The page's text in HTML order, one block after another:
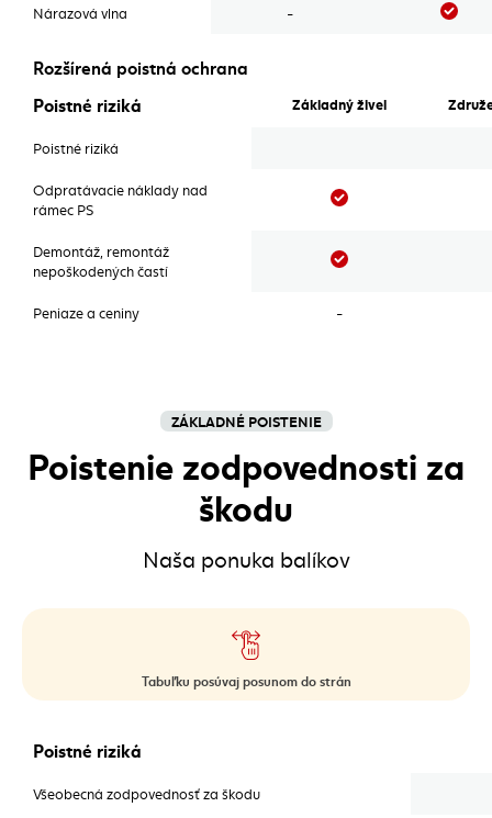
Nárazová vlna - Áno
Rozšírená poistná ochrana
Poistné riziká Základný živel
Poistné riziká
Odpratávacie náklady nad
rámec PS
Áno
Demontáž, remontáž
nepoškodených častí
Áno
Peniaze a ceniny -
ZÁKLADNÉ POISTENIE
Poistenie zodpovednosti za
škodu
Naša ponuka balíkov
Tabuľku posúvaj posunom do strán
Poistné riziká
Všeobecná zodpovednosť za škodu